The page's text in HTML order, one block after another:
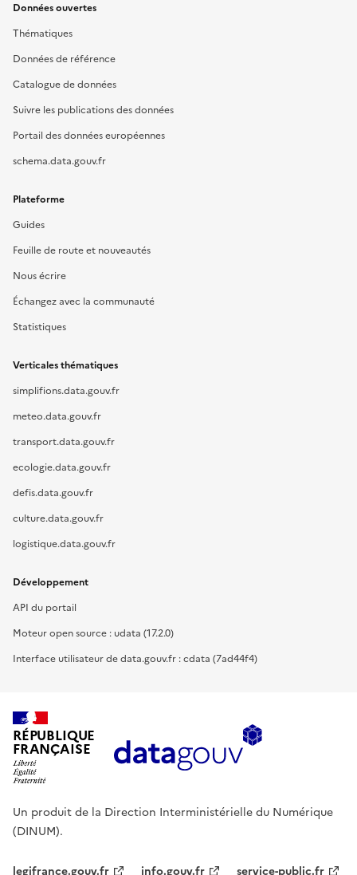
Données ouvertes
Thématiques
Données de référence
Catalogue de données
Suivre les publications des données
Portail des données européennes
schema.data.gouv.fr
Plateforme
Guides
Feuille de route et nouveautés
Nous écrire
Échangez avec la communauté
Statistiques
Verticales thématiques
simplifions.data.gouv.fr
meteo.data.gouv.fr
transport.data.gouv.fr
ecologie.data.gouv.fr
defis.data.gouv.fr
culture.data.gouv.fr
logistique.data.gouv.fr
Développement
API du portail
Moteur open source : udata (17.2.0)
Interface utilisateur de data.gouv.fr : cdata (7ad44f4)
RÉPUBLIQUE
FRANÇAISE
Un produit de la Direction Interministérielle du Numérique
(DINUM).
legifrance.gouv.fr info.gouv.fr service-public.fr